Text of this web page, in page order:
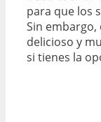
para que los
Sin
delicioso y
si tienes la